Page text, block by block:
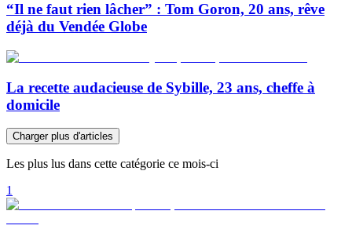
“Il ne faut rien lâcher” : Tom Goron, 20 ans, rêve
déjà du Vendée Globe
La recette audacieuse de Sybille, 23 ans, cheffe à
domicile
Charger plus d'articles
Les plus lus dans cette catégorie ce mois-ci
1